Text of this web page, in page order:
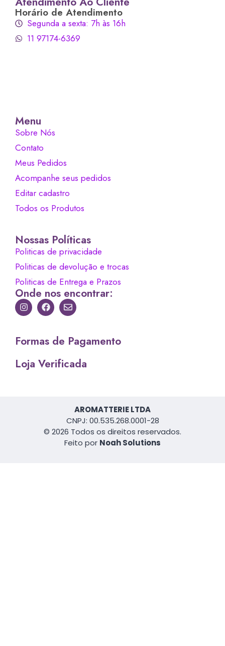
Horário de Atendimento
Segunda a sexta: 7h às 16h
11 97174-6369
Menu
Sobre Nós
Contato
Meus Pedidos
Acompanhe seus pedidos
Editar cadastro
Todos os Produtos
Nossas Políticas
Politicas de privacidade
Politicas de devolução e trocas
Politicas de Entrega e Prazos
Onde nos encontrar:
Formas de Pagamento
Loja Verificada
AROMATTERIE LTDA
CNPJ: 00.535.268.0001-28
© 2026 Todos os direitos reservados.
Feito por Noah Solutions